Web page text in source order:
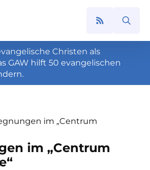
Search
Christen als
GAW hilft 50 evangelischen
im „Centrum
im „Centrum